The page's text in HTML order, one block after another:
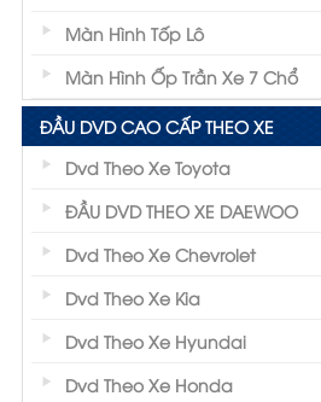
Màn Hình Tốp Lô
Màn Hình Ốp Trần Xe 7 Chổ
ĐẦU DVD CAO CẤP THEO XE
Dvd Theo Xe Toyota
ĐẦU DVD THEO XE DAEWOO
Dvd Theo Xe Chevrolet
Dvd Theo Xe Kia
Dvd Theo Xe Hyundai
Dvd Theo Xe Honda